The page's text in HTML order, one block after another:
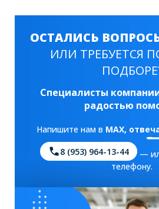
ОСТАЛИСЬ
ИЛИ ТРЕБУЕТСЯ
Специалисты
радостью
Напишите нам в MAX,
8 (953) 964-13-44
—
телефону.